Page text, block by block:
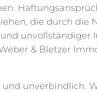
die durch
unvollständiger
& Bletzer
unverbindlich.